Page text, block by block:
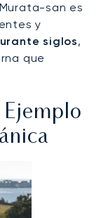
san es
y
siglos,
que